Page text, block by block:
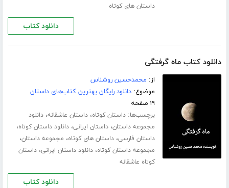
داستان های کوتاه
دانلود کتاب
دانلود کتاب ماه گرفتگی
از: محمدحسین روشناس
موضوع:دانلود رایگان بهترین کتاب‌های داستان
۱۹ صفحه
برچسب‌ها:داستان کوتاه،داستان عاشقانه،دانلود
مجموعه داستان،داستان ایرانی،دانلود داستان کوتاه،
داستان فارسی،داستان های کوتاه، مجموعه داستان،
مجموعه داستان کوتاه،دانلود داستان ایرانی،داستان
کوتاه عاشقانه
دانلود کتاب